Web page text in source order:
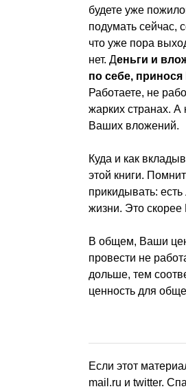
будете уже
подумать сейчас,
что уже пора
нет. Деньги и
по себе,
Работаете, не
жарких странах. А
Ваших вложений.
Куда и как
этой книги.
прикидывать:
жизни. Это скорее
В общем, Ваши
провести не
дольше, тем
ценность для
Если этот
mail.ru и twitter.